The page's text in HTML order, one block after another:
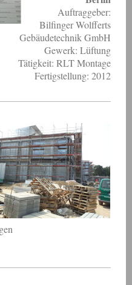
Auftraggeber:
Bilfinger Wolfferts
Gebäudetechnik GmbH
Gewerk: Lüftung
Tätigkeit: RLT Montage
Fertigstellung: 2012